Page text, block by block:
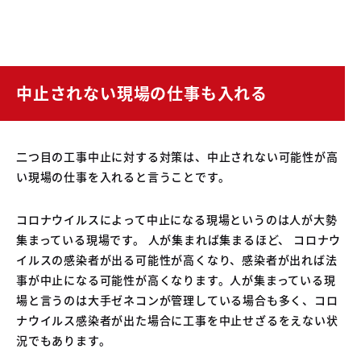
中止されない現場の仕事も入れる
二つ目の工事中止に対する対策は、中止されない可能性が高
い現場の仕事を入れると言うことです。
コロナウイルスによって中止になる現場というのは人が大勢
集まっている現場です。 人が集まれば集まるほど、 コロナウ
イルスの感染者が出る可能性が高くなり、感染者が出れば法
事が中止になる可能性が高くなります。人が集まっている現
場と言うのは大手ゼネコンが管理している場合も多く、コロ
ナウイルス感染者が出た場合に工事を中止せざるをえない状
況でもあります。